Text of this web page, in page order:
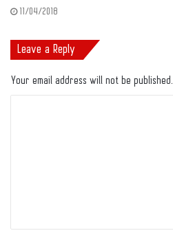
11/04/2018
Leave a Reply
Your email address will not be published.